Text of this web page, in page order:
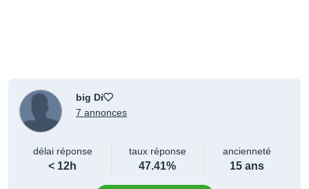
big Di
7 annonces
délai réponse
< 12h
taux réponse
47.41%
ancienneté
15 ans